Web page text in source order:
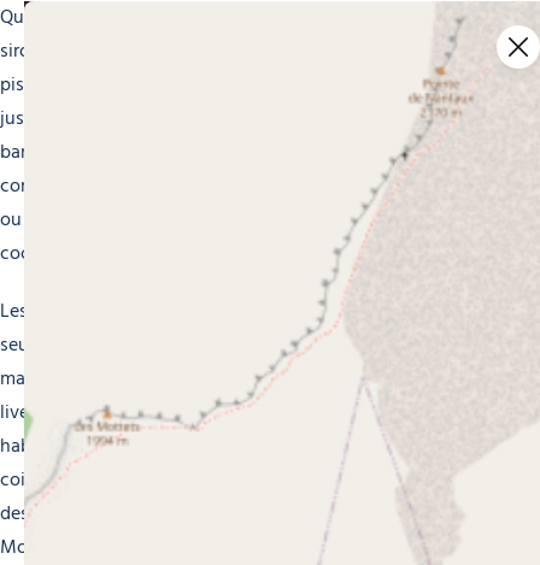
Que vous soyez à la recherche d’un endroit cosy pour
siroter un verre de vin chaud après une journée sur les
pistes, ou d’une ambiance plus animée pour danser
jusqu’au bout de la nuit, Morzine propose une variété de
bars et pubs adaptés à tous les goûts. Installez vous
confortablement dans un pub traditionnel au coin du feu,
ou rejoignez l’ambiance électrique d’un bar branché où les
cocktails créatifs coulent à flots.
Les établissements de Morzine ne se contentent pas
seulement de vous servir des boissons rafraîchissantes,
mais offrent également des soirées à thème, des concerts
live et des DJ sets pour animer vos soirées. Rencontrez des
habitants chaleureux et des visiteurs venus des quatre
coins du monde, partagez des anecdotes de ski et créez
des souvenirs inoubliables dans les bars et pubs de
Morzine.